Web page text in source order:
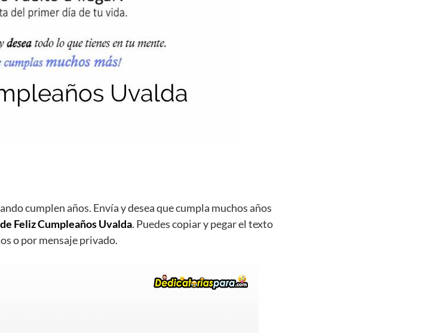
cumplen años. Envía y desea que cumpla muchos años
Feliz Cumpleaños Uvalda. Puedes copiar y pegar el texto
o por mensaje privado.